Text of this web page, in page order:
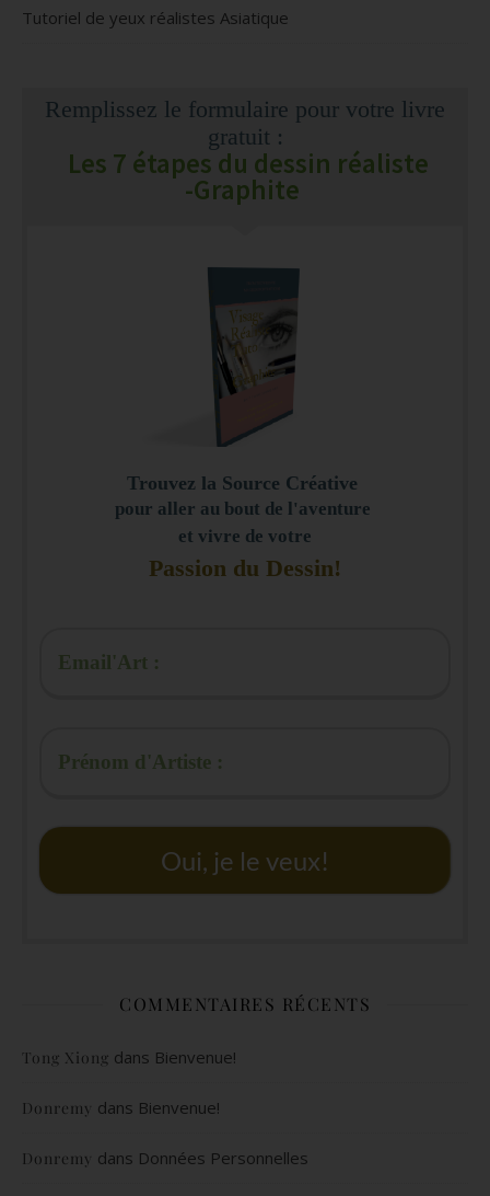
Tutoriel de yeux réalistes Asiatique
Remplissez le formulaire pour votre livre
gratuit :
Les 7 étapes du dessin réaliste
-Graphite
Trouvez la Source Créative
pour aller au bout de l'aventure
et vivre de votre
Passion du Dessin!
Oui, je le veux!
COMMENTAIRES RÉCENTS
Tong Xiong dans Bienvenue!
Donremy dans Bienvenue!
Donremy dans Données Personnelles